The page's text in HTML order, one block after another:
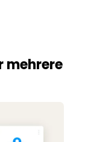
mehrere